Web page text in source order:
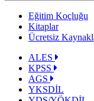
Eğitim Koçluğu
Kitaplar
Ücretsiz
ALES
KPSS
AGS
YKSDİL